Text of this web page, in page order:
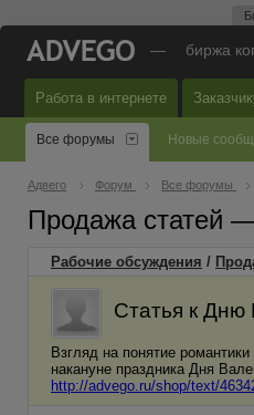
— биржа
Работа в интернете
Все форумы Новые
Адвего Форум Все форумы
Продажа статей
Рабочие обсуждения /
Статья к Дню
Взгляд на понятие
накануне праздника Дня
http://advego.ru/shop/text/